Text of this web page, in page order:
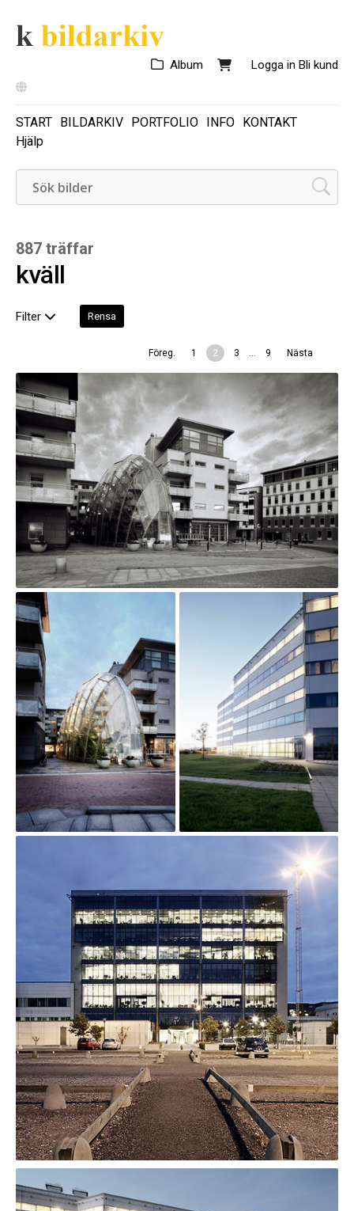
Logga in Bli kund
Album
START BILDARKIV PORTFOLIO INFO
KONTAKT
Hjälp
887 träffar
kväll
Filter Rensa
Föreg. 1 2 3 ... 9 Nästa